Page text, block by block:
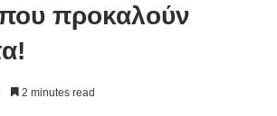
προκαλούν
2 minutes read